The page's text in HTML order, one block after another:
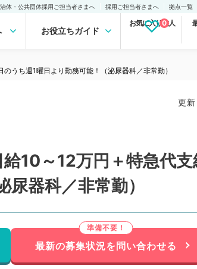
体・公共団体採用ご担当者さまへ 採用ご担当者さまへ 拠点一覧
お役立ちガイド
お気に入り求人
0
うち週1曜日より勤務可能！（泌尿器科／非常勤）
更
10～12万円＋特急代
器科／非常勤）
最新の募集状況を問い合わせる